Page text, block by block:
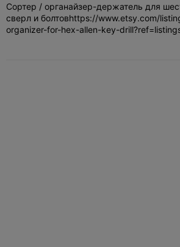
Сортер / органайзер-держатель для
сверл и болтовhttps://www.etsy.com/
organizer-for-hex-allen-key-